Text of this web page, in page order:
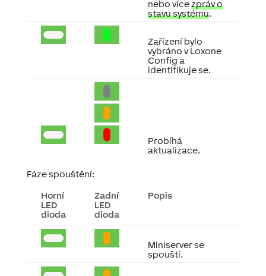
nebo vícezpráv o
stavu systému.
Zařízení bylo
vybráno v Loxone
Config a
identifikuje se.
Probíhá
aktualizace.
Fáze spouštění:
Horní
LED
dioda
Zadní
LED
dioda
Popis
Miniserver se
spouští.